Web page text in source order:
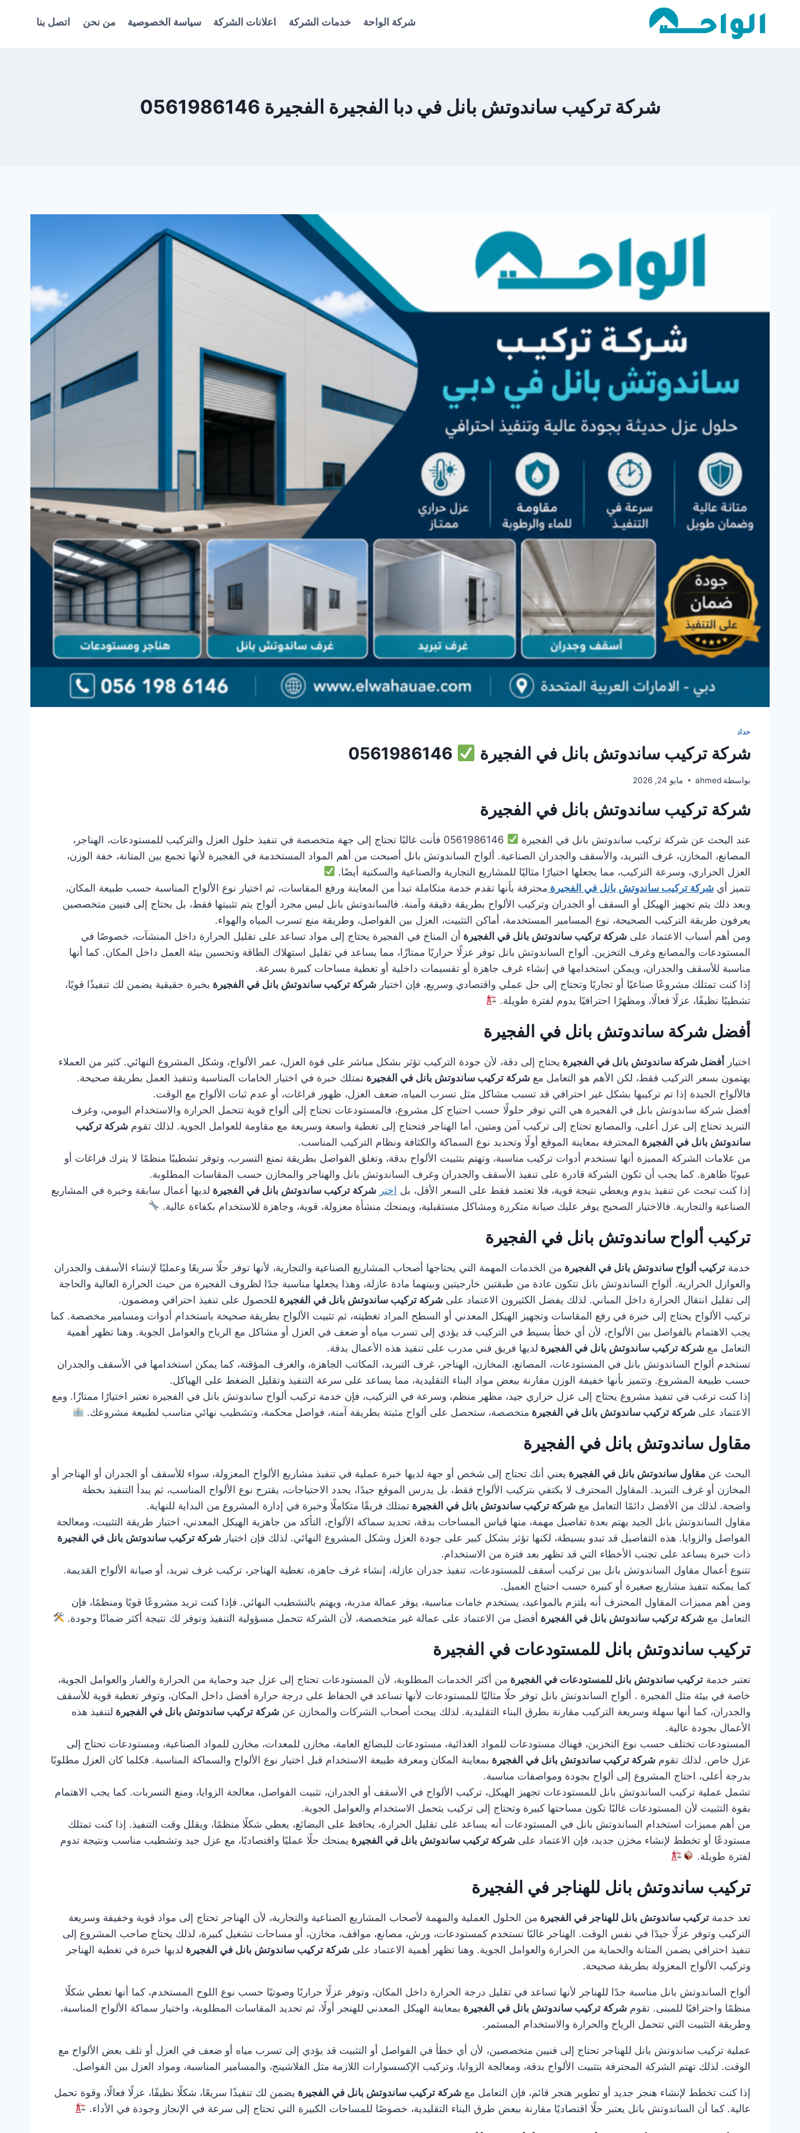
شركة الواحة خدمات الشركة اعلانات الشركة سياسة الخصوصية من نحن اتصل بنا
شركة تركيب ساندوتش بانل في دبا الفجيرة الفجيرة 0561986146
حداد
شركة تركيب ساندوتش بانل في الفجيرة
بواسطة ahmed مايو 24, 2026
شركة تركيب ساندوتش بانل في الفجيرة
عند البحث عن شركة تركيب ساندوتش بانل في الفجيرة
0561986146 فأنت غالبًا تحتاج إلى جهة متخصصة في تنفيذ حلول العزل والتركيب للمستودعات، الهناجر،
المصانع، المخازن، غرف التبريد، والأسقف والجدران الصناعية. ألواح الساندوتش بانل أصبحت من أهم المواد المستخدمة في الفجيرة لأنها تجمع بين المتانة، خفة الوزن،
العزل الحراري، وسرعة التركيب، مما يجعلها اختيارًا مثاليًا للمشاريع التجارية والصناعية والسكنية أيضًا.
تتميز أي شركة تركيب ساندوتش بانل في الفجيرة محترفة بأنها تقدم خدمة متكاملة تبدأ من المعاينة ورفع المقاسات، ثم اختيار نوع الألواح المناسبة حسب طبيعة المكان،
وبعد ذلك يتم تجهيز الهيكل أو السقف أو الجدران وتركيب الألواح بطريقة دقيقة وآمنة. فالساندوتش بانل ليس مجرد ألواح يتم تثبيتها فقط، بل يحتاج إلى فنيين متخصصين
يعرفون طريقة التركيب الصحيحة، نوع المسامير المستخدمة، أماكن التثبيت، العزل بين الفواصل، وطريقة منع تسرب المياه والهواء.
ومن أهم أسباب الاعتماد على شركة تركيب ساندوتش بانل في الفجيرة أن المناخ في الفجيرة يحتاج إلى مواد تساعد على تقليل الحرارة داخل المنشآت، خصوصًا في
المستودعات والمصانع وغرف التخزين. ألواح الساندوتش بانل توفر عزلًا حراريًا ممتازًا، مما يساعد في تقليل استهلاك الطاقة وتحسين بيئة العمل داخل المكان. كما أنها
مناسبة للأسقف والجدران، ويمكن استخدامها في إنشاء غرف جاهزة أو تقسيمات داخلية أو تغطية مساحات كبيرة بسرعة.
إذا كنت تمتلك مشروعًا صناعيًا أو تجاريًا وتحتاج إلى حل عملي واقتصادي وسريع، فإن اختيار شركة تركيب ساندوتش بانل في الفجيرة بخبرة حقيقية يضمن لك تنفيذًا قويًا،
تشطيبًا نظيفًا، عزلًا فعالًا، ومظهرًا احترافيًا يدوم لفترة طويلة.
أفضل شركة ساندوتش بانل في الفجيرة
اختيار أفضل شركة ساندوتش بانل في الفجيرة يحتاج إلى دقة، لأن جودة التركيب تؤثر بشكل مباشر على قوة العزل، عمر الألواح، وشكل المشروع النهائي. كثير من العملاء
يهتمون بسعر التركيب فقط، لكن الأهم هو التعامل مع شركة تركيب ساندوتش بانل في الفجيرة تمتلك خبرة في اختيار الخامات المناسبة وتنفيذ العمل بطريقة صحيحة.
فالألواح الجيدة إذا تم تركيبها بشكل غير احترافي قد تسبب مشاكل مثل تسرب المياه، ضعف العزل، ظهور فراغات، أو عدم ثبات الألواح مع الوقت.
أفضل شركة ساندوتش بانل في الفجيرة هي التي توفر حلولًا حسب احتياج كل مشروع، فالمستودعات تحتاج إلى ألواح قوية تتحمل الحرارة والاستخدام اليومي، وغرف
التبريد تحتاج إلى عزل أعلى، والمصانع تحتاج إلى تركيب آمن ومتين، أما الهناجر فتحتاج إلى تغطية واسعة وسريعة مع مقاومة للعوامل الجوية. لذلك تقوم شركة تركيب
ساندوتش بانل في الفجيرة المحترفة بمعاينة الموقع أولًا وتحديد نوع السماكة والكثافة ونظام التركيب المناسب.
من علامات الشركة المميزة أنها تستخدم أدوات تركيب مناسبة، وتهتم بتثبيت الألواح بدقة، وتغلق الفواصل بطريقة تمنع التسرب، وتوفر تشطيبًا منظمًا لا يترك فراغات أو
عيوبًا ظاهرة. كما يجب أن تكون الشركة قادرة على تنفيذ الأسقف والجدران وغرف الساندوتش بانل والهناجر والمخازن حسب المقاسات المطلوبة.
إذا كنت تبحث عن تنفيذ يدوم ويعطي نتيجة قوية، فلا تعتمد فقط على السعر الأقل، بل اختر شركة تركيب ساندوتش بانل في الفجيرة لديها أعمال سابقة وخبرة في المشاريع
الصناعية والتجارية. فالاختيار الصحيح يوفر عليك صيانة متكررة ومشاكل مستقبلية، ويمنحك منشأة معزولة، قوية، وجاهزة للاستخدام بكفاءة عالية.
تركيب ألواح ساندوتش بانل في الفجيرة
خدمة تركيب ألواح ساندوتش بانل في الفجيرة من الخدمات المهمة التي يحتاجها أصحاب المشاريع الصناعية والتجارية، لأنها توفر حلًا سريعًا وعمليًا لإنشاء الأسقف والجدران
والعوازل الحرارية. ألواح الساندوتش بانل تتكون عادة من طبقتين خارجيتين وبينهما مادة عازلة، وهذا يجعلها مناسبة جدًا لظروف الفجيرة من حيث الحرارة العالية والحاجة
إلى تقليل انتقال الحرارة داخل المباني. لذلك يفضل الكثيرون الاعتماد على شركة تركيب ساندوتش بانل في الفجيرة للحصول على تنفيذ احترافي ومضمون.
تركيب الألواح يحتاج إلى خبرة في رفع المقاسات وتجهيز الهيكل المعدني أو السطح المراد تغطيته، ثم تثبيت الألواح بطريقة صحيحة باستخدام أدوات ومسامير مخصصة. كما
يجب الاهتمام بالفواصل بين الألواح، لأن أي خطأ بسيط في التركيب قد يؤدي إلى تسرب مياه أو ضعف في العزل أو مشاكل مع الرياح والعوامل الجوية. وهنا تظهر أهمية
التعامل مع شركة تركيب ساندوتش بانل في الفجيرة لديها فريق فني مدرب على تنفيذ هذه الأعمال بدقة.
تستخدم ألواح الساندوتش بانل في المستودعات، المصانع، المخازن، الهناجر، غرف التبريد، المكاتب الجاهزة، والغرف المؤقتة، كما يمكن استخدامها في الأسقف والجدران
حسب طبيعة المشروع. وتتميز بأنها خفيفة الوزن مقارنة ببعض مواد البناء التقليدية، مما يساعد على سرعة التنفيذ وتقليل الضغط على الهياكل.
إذا كنت ترغب في تنفيذ مشروع يحتاج إلى عزل حراري جيد، مظهر منظم، وسرعة في التركيب، فإن خدمة تركيب ألواح ساندوتش بانل في الفجيرة تعتبر اختيارًا ممتازًا. ومع
الاعتماد على شركة تركيب ساندوتش بانل في الفجيرة متخصصة، ستحصل على ألواح مثبتة بطريقة آمنة، فواصل محكمة، وتشطيب نهائي مناسب لطبيعة مشروعك.
مقاول ساندوتش بانل في الفجيرة
البحث عن مقاول ساندوتش بانل في الفجيرة يعني أنك تحتاج إلى شخص أو جهة لديها خبرة عملية في تنفيذ مشاريع الألواح المعزولة، سواء للأسقف أو الجدران أو الهناجر أو
المخازن أو غرف التبريد. المقاول المحترف لا يكتفي بتركيب الألواح فقط، بل يدرس الموقع جيدًا، يحدد الاحتياجات، يقترح نوع الألواح المناسب، ثم يبدأ التنفيذ بخطة
واضحة. لذلك من الأفضل دائمًا التعامل مع شركة تركيب ساندوتش بانل في الفجيرة تمتلك فريقًا متكاملًا وخبرة في إدارة المشروع من البداية للنهاية.
مقاول الساندوتش بانل الجيد يهتم بعدة تفاصيل مهمة، منها قياس المساحات بدقة، تحديد سماكة الألواح، التأكد من جاهزية الهيكل المعدني، اختيار طريقة التثبيت، ومعالجة
الفواصل والزوايا. هذه التفاصيل قد تبدو بسيطة، لكنها تؤثر بشكل كبير على جودة العزل وشكل المشروع النهائي. لذلك فإن اختيار شركة تركيب ساندوتش بانل في الفجيرة
ذات خبرة يساعد على تجنب الأخطاء التي قد تظهر بعد فترة من الاستخدام.
تتنوع أعمال مقاول الساندوتش بانل بين تركيب أسقف للمستودعات، تنفيذ جدران عازلة، إنشاء غرف جاهزة، تغطية الهناجر، تركيب غرف تبريد، أو صيانة الألواح القديمة.
كما يمكنه تنفيذ مشاريع صغيرة أو كبيرة حسب احتياج العميل.
ومن أهم مميزات المقاول المحترف أنه يلتزم بالمواعيد، يستخدم خامات مناسبة، يوفر عمالة مدربة، ويهتم بالتشطيب النهائي. فإذا كنت تريد مشروعًا قويًا ومنظمًا، فإن
التعامل مع شركة تركيب ساندوتش بانل في الفجيرة أفضل من الاعتماد على عمالة غير متخصصة، لأن الشركة تتحمل مسؤولية التنفيذ وتوفر لك نتيجة أكثر ضمانًا وجودة.
تركيب ساندوتش بانل للمستودعات في الفجيرة
تعتبر خدمة تركيب ساندوتش بانل للمستودعات في الفجيرة من أكثر الخدمات المطلوبة، لأن المستودعات تحتاج إلى عزل جيد وحماية من الحرارة والغبار والعوامل الجوية،
خاصة في بيئة مثل الفجيرة . ألواح الساندوتش بانل توفر حلًا مثاليًا للمستودعات لأنها تساعد في الحفاظ على درجة حرارة أفضل داخل المكان، وتوفر تغطية قوية للأسقف
والجدران، كما أنها سهلة وسريعة التركيب مقارنة بطرق البناء التقليدية. لذلك يبحث أصحاب الشركات والمخازن عن شركة تركيب ساندوتش بانل في الفجيرة لتنفيذ هذه
الأعمال بجودة عالية.
المستودعات تختلف حسب نوع التخزين، فهناك مستودعات للمواد الغذائية، مستودعات للبضائع العامة، مخازن للمعدات، مخازن للمواد الصناعية، ومستودعات تحتاج إلى
عزل خاص. لذلك تقوم شركة تركيب ساندوتش بانل في الفجيرة بمعاينة المكان ومعرفة طبيعة الاستخدام قبل اختيار نوع الألواح والسماكة المناسبة. فكلما كان العزل مطلوبًا
بدرجة أعلى، احتاج المشروع إلى ألواح بجودة ومواصفات مناسبة.
تشمل عملية تركيب الساندوتش بانل للمستودعات تجهيز الهيكل، تركيب الألواح في الأسقف أو الجدران، تثبيت الفواصل، معالجة الزوايا، ومنع التسربات. كما يجب الاهتمام
بقوة التثبيت لأن المستودعات غالبًا تكون مساحتها كبيرة وتحتاج إلى تركيب يتحمل الاستخدام والعوامل الجوية.
من أهم مميزات استخدام الساندوتش بانل في المستودعات أنه يساعد على تقليل الحرارة، يحافظ على البضائع، يعطي شكلًا منظمًا، ويقلل وقت التنفيذ. إذا كنت تمتلك
مستودعًا أو تخطط لإنشاء مخزن جديد، فإن الاعتماد على شركة تركيب ساندوتش بانل في الفجيرة يمنحك حلًا عمليًا واقتصاديًا، مع عزل جيد وتشطيب مناسب ونتيجة تدوم
لفترة طويلة.
تركيب ساندوتش بانل للهناجر في الفجيرة
تعد خدمة تركيب ساندوتش بانل للهناجر في الفجيرة من الحلول العملية والمهمة لأصحاب المشاريع الصناعية والتجارية، لأن الهناجر تحتاج إلى مواد قوية وخفيفة وسريعة
التركيب وتوفر عزلًا جيدًا في نفس الوقت. الهناجر غالبًا تستخدم كمستودعات، ورش، مصانع، مواقف، مخازن، أو مساحات تشغيل كبيرة، لذلك يحتاج صاحب المشروع إلى
تنفيذ احترافي يضمن المتانة والحماية من الحرارة والعوامل الجوية. وهنا تظهر أهمية الاعتماد على شركة تركيب ساندوتش بانل في الفجيرة لديها خبرة في تغطية الهناجر
وتركيب الألواح المعزولة بطريقة صحيحة.
ألواح الساندوتش بانل مناسبة جدًا للهناجر لأنها تساعد في تقليل درجة الحرارة داخل المكان، وتوفر عزلًا حراريًا وصوتيًا حسب نوع اللوح المستخدم، كما أنها تعطي شكلًا
منظمًا واحترافيًا للمبنى. تقوم شركة تركيب ساندوتش بانل في الفجيرة بمعاينة الهيكل المعدني للهنجر أولًا، ثم تحديد المقاسات المطلوبة، واختيار سماكة الألواح المناسبة،
وطريقة التثبيت التي تتحمل الرياح والحرارة والاستخدام المستمر.
عملية تركيب ساندوتش بانل للهناجر تحتاج إلى فنيين متخصصين، لأن أي خطأ في الفواصل أو التثبيت قد يؤدي إلى تسرب مياه أو ضعف في العزل أو تلف بعض الألواح مع
الوقت. لذلك تهتم الشركة المحترفة بتثبيت الألواح بدقة، ومعالجة الزوايا، وتركيب الإكسسوارات اللازمة مثل الفلاشينج، والمسامير المناسبة، ومواد العزل بين الفواصل.
إذا كنت تخطط لإنشاء هنجر جديد أو تطوير هنجر قائم، فإن التعامل مع شركة تركيب ساندوتش بانل في الفجيرة يضمن لك تنفيذًا سريعًا، شكلًا نظيفًا، عزلًا فعالًا، وقوة تحمل
عالية. كما أن الساندوتش بانل يعتبر حلًا اقتصاديًا مقارنة ببعض طرق البناء التقليدية، خصوصًا للمساحات الكبيرة التي تحتاج إلى سرعة في الإنجاز وجودة في الأداء.